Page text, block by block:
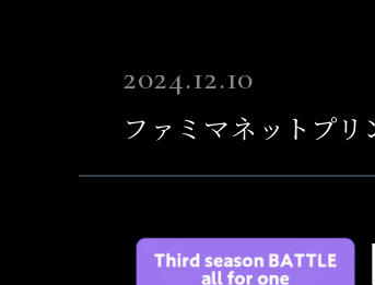
2024.12.10
ファミマネットプ